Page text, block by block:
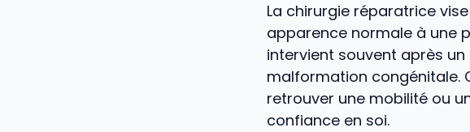
La chirurgie réparatrice
apparence normale à une
intervient souvent après
malformation congénitale.
retrouver une mobilité ou
confiance en soi.